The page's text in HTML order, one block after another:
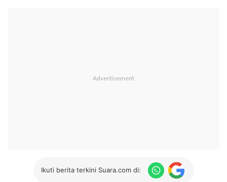
Ikuti berita terkini Suara.com di: